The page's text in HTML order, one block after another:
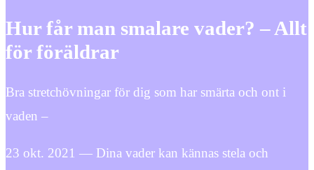
Hur får man smalare vader? – Allt
för föräldrar
Bra stretchövningar för dig som har smärta och ont i
vaden –
23 okt. 2021 — Dina vader kan kännas stela och